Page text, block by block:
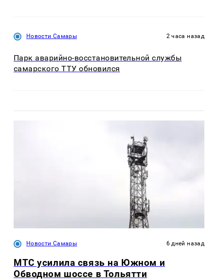
Новости Самары 2 часа назад
Парк аварийно-восстановительной службы
самарского ТТУ обновился
Новости Самары 6 дней назад
МТС усилила связь на Южном и
Обводном шоссе в Тольятти